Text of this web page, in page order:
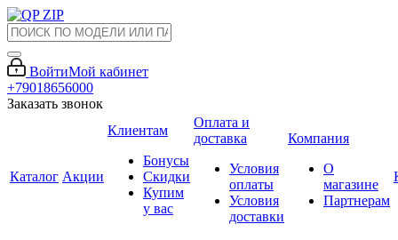
ВойтиМой кабинет
+79018656000
Заказать звонок
Каталог Акции
Клиентам
Бонусы
Скидки
Купим
у вас
Оплата и
доставка
Условия
оплаты
Условия
доставки
Компания
О
магазине
Партнерам